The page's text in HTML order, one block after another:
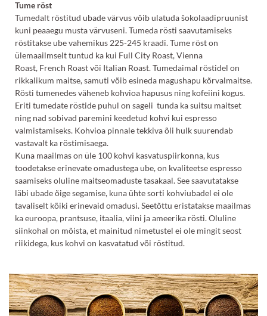
Tume röst
Tumedalt röstitud ubade värvus võib ulatuda šokolaadipruunist
kuni peaaegu musta värvuseni. Tumeda rösti saavutamiseks
röstitakse ube vahemikus 225-245 kraadi. Tume röst on
ülemaailmselt tuntud ka kui Full City Roast, Vienna
Roast, French Roast või Italian Roast. Tumedaimal röstidel on
rikkalikum maitse, samuti võib esineda magushapu kõrvalmaitse.
Rösti tumenedes väheneb kohvioa hapusus ning kofeiini kogus.
Eriti tumedate röstide puhul on sageli tunda ka suitsu maitset
ning nad sobivad paremini keedetud kohvi kui espresso
valmistamiseks. Kohvioa pinnale tekkiva õli hulk suurendab
vastavalt ka röstimisaega.
Kuna maailmas on üle 100 kohvi kasvatuspiirkonna, kus
toodetakse erinevate omadustega ube, on kvaliteetse espresso
saamiseks oluline maitseomaduste tasakaal. See saavutatakse
läbi ubade õige segamise, kuna ühte sorti kohviubadel ei ole
tavaliselt kõiki erinevaid omadusi. Seetõttu eristatakse maailmas
ka euroopa, prantsuse, itaalia, viini ja ameerika rösti. Oluline
siinkohal on mõista, et mainitud nimetustel ei ole mingit seost
riikidega, kus kohvi on kasvatatud või röstitud.